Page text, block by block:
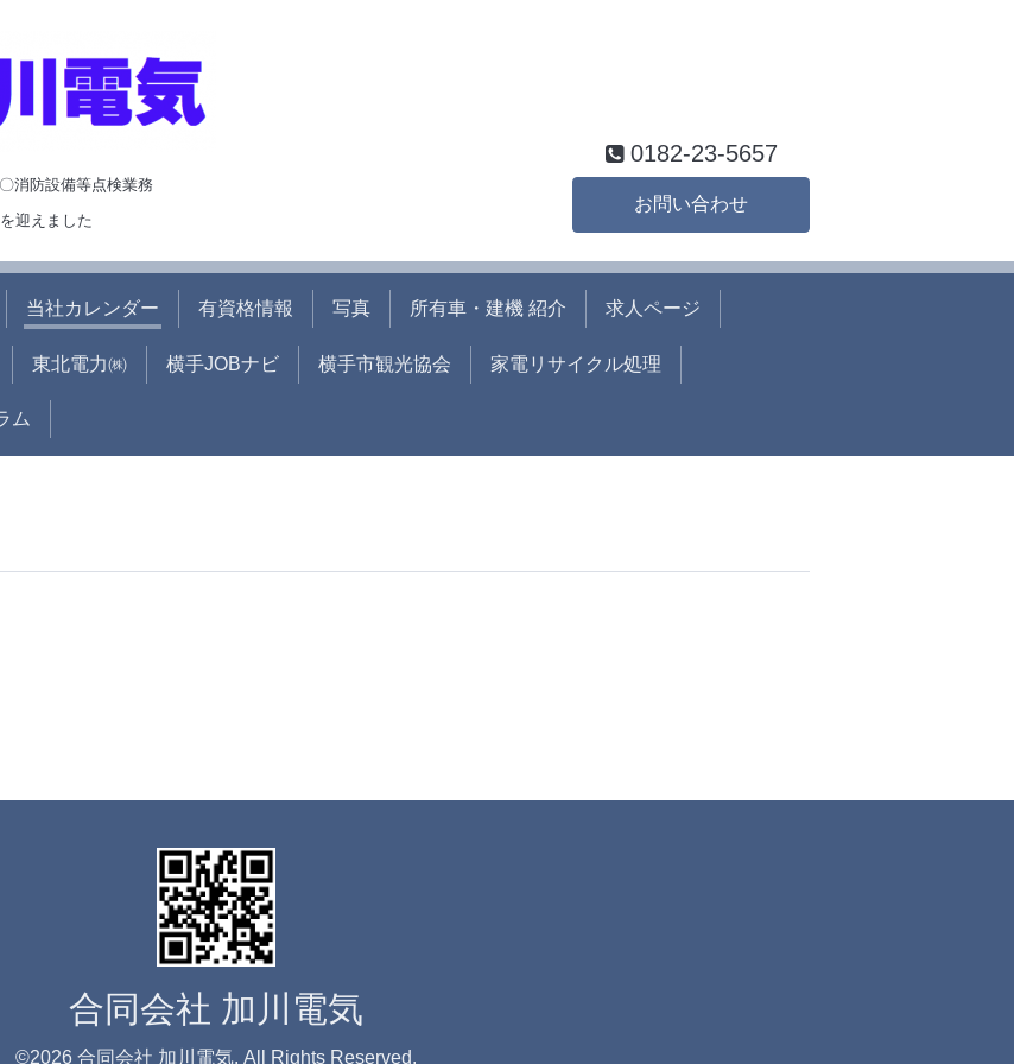
消防設備等点検業務
迎えました
0182-23-5657
お問い合わせ
当社カレンダー 有資格情報 写真 所有車・建機 紹介 求人ページ
東北電力㈱ 横手JOBナビ 横手市観光協会 家電リサイクル処理
ム
合同会社 加川電気
©2026 合同会社 加川電気. All Rights Reserved.